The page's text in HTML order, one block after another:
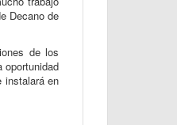
Decano de
de los
oportunidad
instalará en